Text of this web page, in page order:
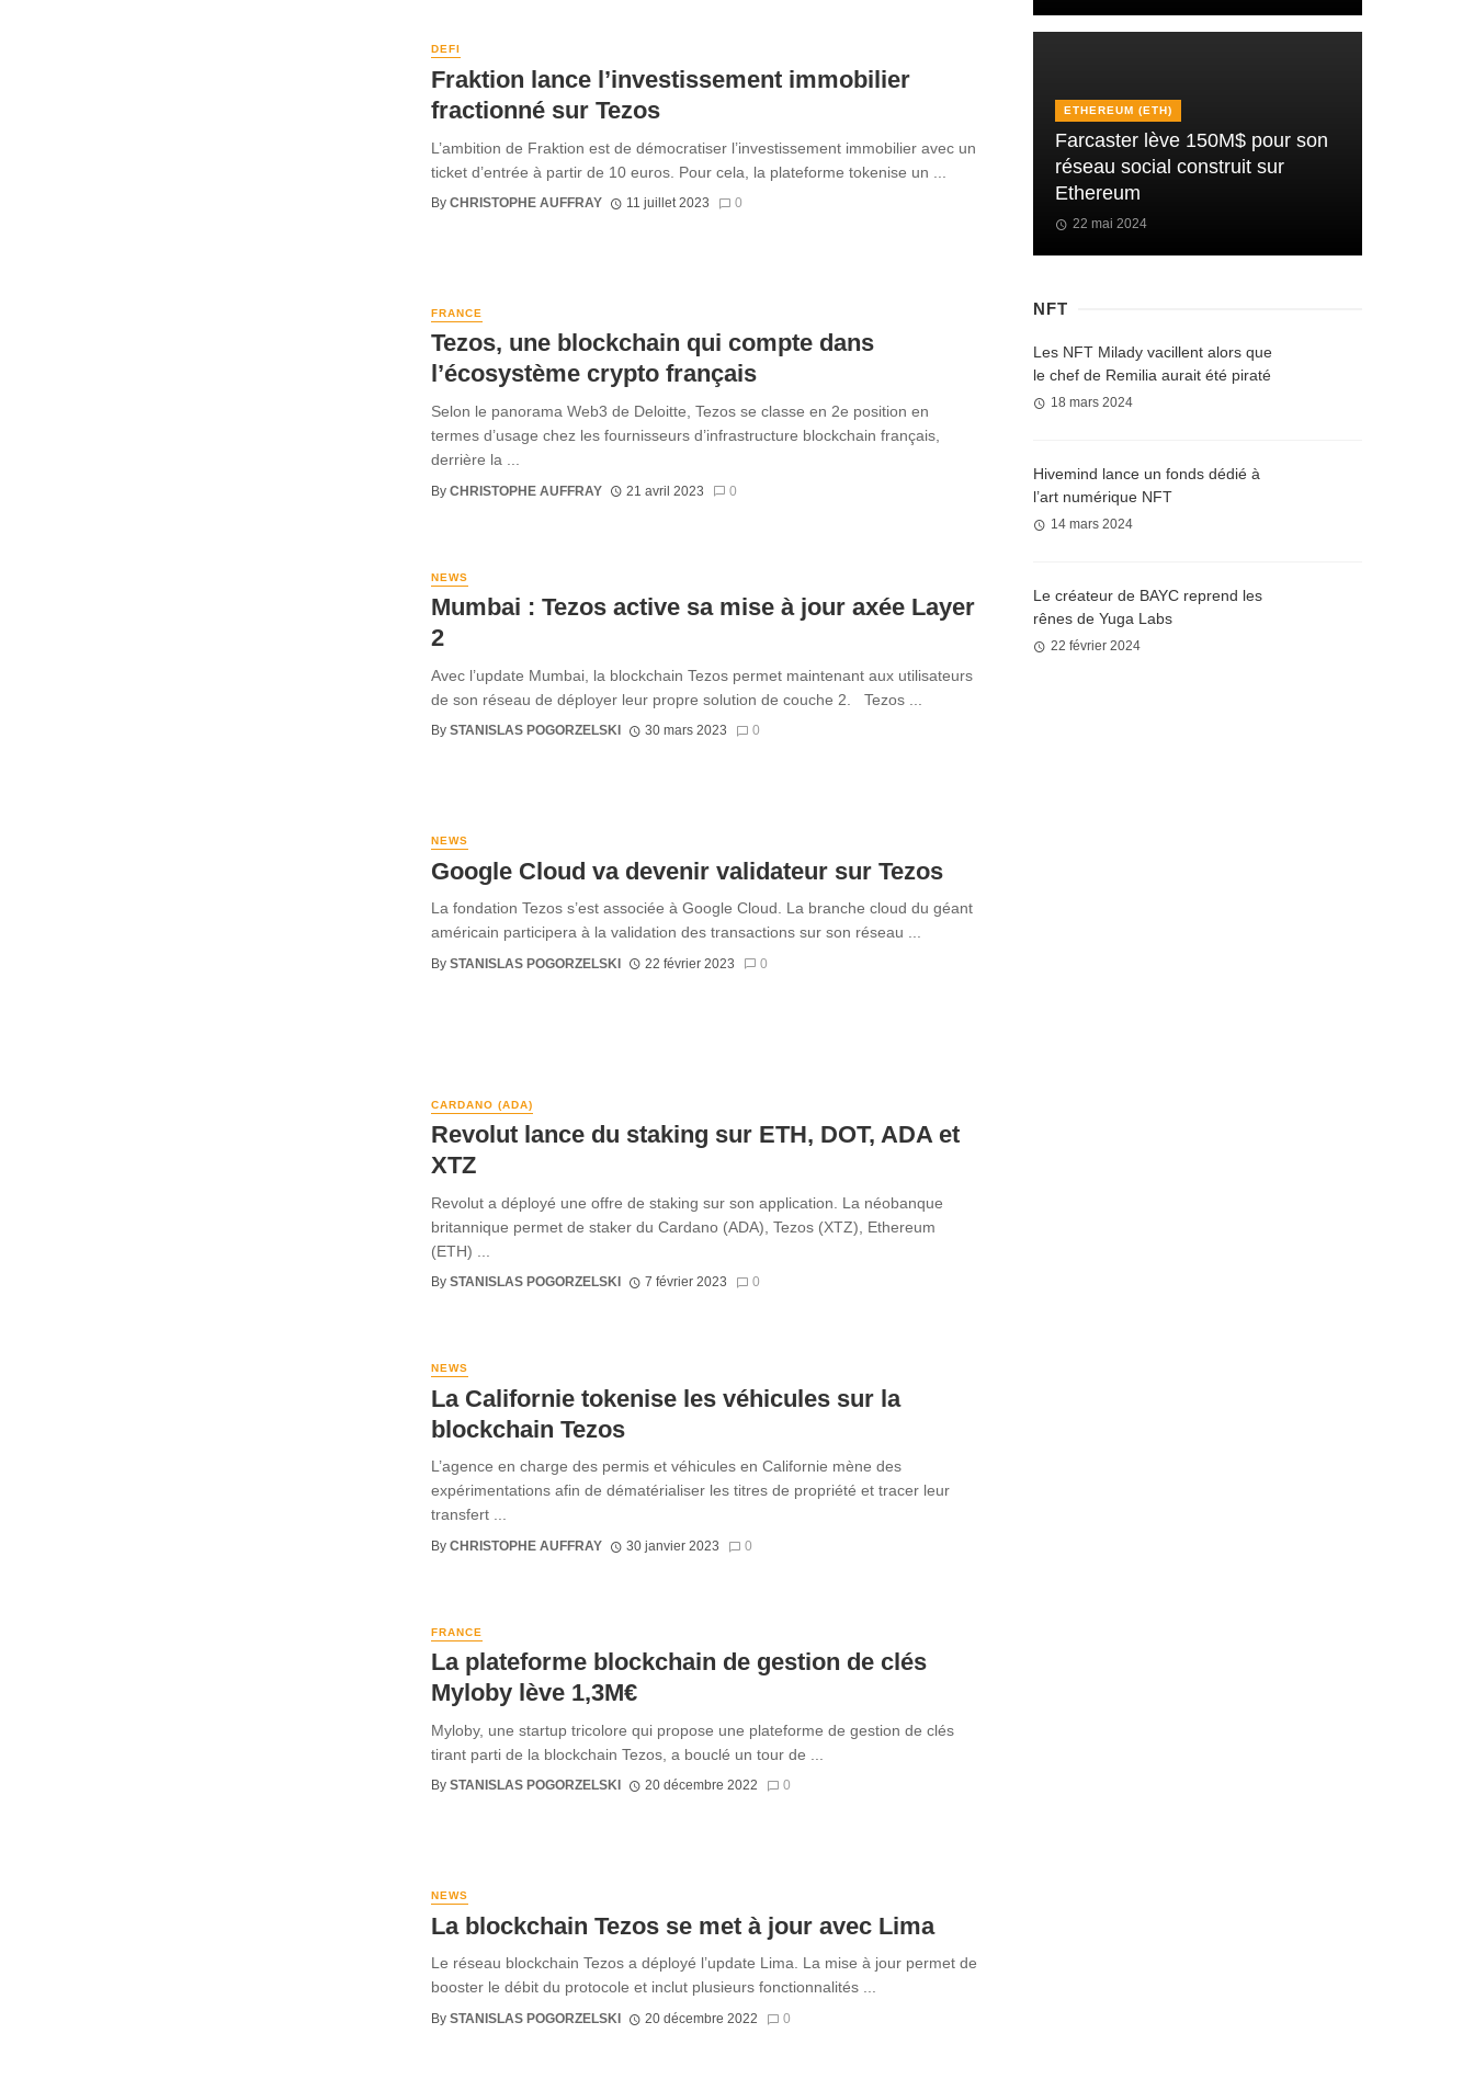
DEFI
Fraktion lance l’investissement immobilier
fractionné sur Tezos
L’ambition de Fraktion est de démocratiser l’investissement immobilier avec un
ticket d’entrée à partir de 10 euros. Pour cela, la plateforme tokenise un ...
By CHRISTOPHE AUFFRAY 11 juillet 2023 0
FRANCE
Tezos, une blockchain qui compte dans
l’écosystème crypto français
Selon le panorama Web3 de Deloitte, Tezos se classe en 2e position en
termes d’usage chez les fournisseurs d’infrastructure blockchain français,
derrière la ...
By CHRISTOPHE AUFFRAY 21 avril 2023 0
NEWS
Mumbai : Tezos active sa mise à jour axée Layer
2
Avec l’update Mumbai, la blockchain Tezos permet maintenant aux utilisateurs
de son réseau de déployer leur propre solution de couche 2. Tezos ...
By STANISLAS POGORZELSKI 30 mars 2023 0
NEWS
Google Cloud va devenir validateur sur Tezos
La fondation Tezos s’est associée à Google Cloud. La branche cloud du géant
américain participera à la validation des transactions sur son réseau ...
By STANISLAS POGORZELSKI 22 février 2023 0
CARDANO (ADA)
Revolut lance du staking sur ETH, DOT, ADA et
XTZ
Revolut a déployé une offre de staking sur son application. La néobanque
britannique permet de staker du Cardano (ADA), Tezos (XTZ), Ethereum
(ETH) ...
By STANISLAS POGORZELSKI 7 février 2023 0
NEWS
La Californie tokenise les véhicules sur la
blockchain Tezos
L’agence en charge des permis et véhicules en Californie mène des
expérimentations afin de dématérialiser les titres de propriété et tracer leur
transfert ...
By CHRISTOPHE AUFFRAY 30 janvier 2023 0
FRANCE
La plateforme blockchain de gestion de clés
Myloby lève 1,3M€
Myloby, une startup tricolore qui propose une plateforme de gestion de clés
tirant parti de la blockchain Tezos, a bouclé un tour de ...
By STANISLAS POGORZELSKI 20 décembre 2022 0
NEWS
La blockchain Tezos se met à jour avec Lima
Le réseau blockchain Tezos a déployé l’update Lima. La mise à jour permet de
booster le débit du protocole et inclut plusieurs fonctionnalités ...
By STANISLAS POGORZELSKI 20 décembre 2022 0
ETHEREUM (ETH)
Farcaster lève 150M$ pour son
réseau social construit sur
Ethereum
22 mai 2024
NFT
Les NFT Milady vacillent alors que
le chef de Remilia aurait été piraté
18 mars 2024
Hivemind lance un fonds dédié à
l’art numérique NFT
14 mars 2024
Le créateur de BAYC reprend les
rênes de Yuga Labs
22 février 2024